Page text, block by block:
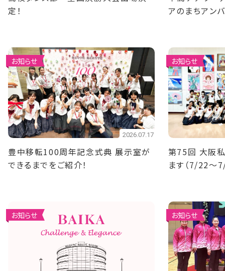
定！
アのまちアン
お知らせ
2026.07.17
豊中移転100周年記念式典 展示室が
できるまでをご紹介！
お知らせ
第75回 大阪
ます（7/22～
お知らせ お知らせ